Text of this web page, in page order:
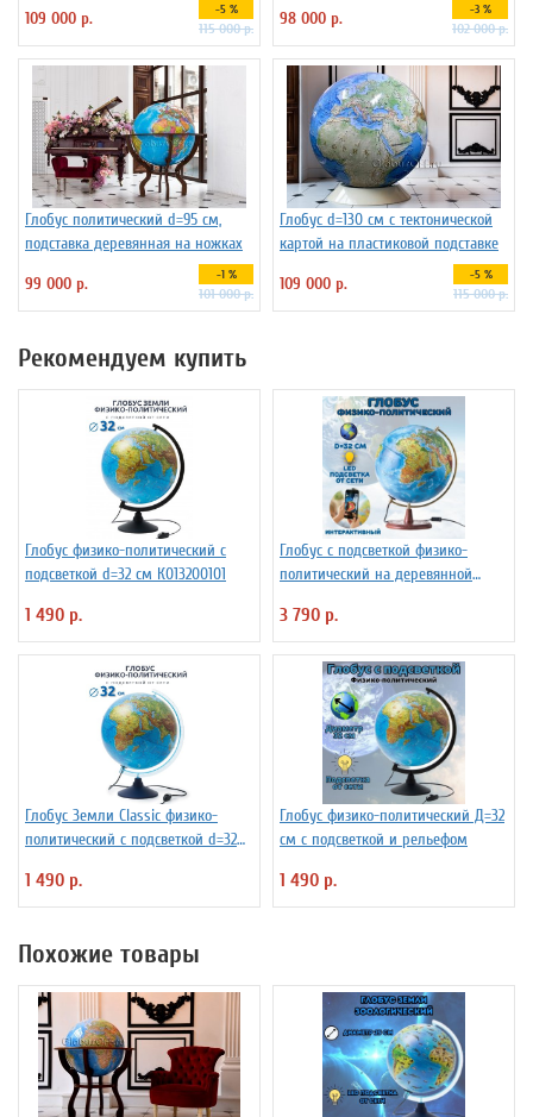
109 000 р. -5 %
115 000 р. 98 000 р. -3 %
102 000 р.
Глобус политический d=95 см,
подставка деревянная на ножках
99 000 р.
-1 %
101 000 р.
Глобус d=130 см с тектонической
картой на пластиковой подставке
109 000 р.
-5 %
115 000 р.
Рекомендуем купить
Глобус физико-политический с
подсветкой d=32 см К013200101
1 490 р.
Глобус с подсветкой физико-
политический на деревянной
3 790 р.
Глобус Земли Classic физико-
политический с подсветкой d=32
1 490 р.
Глобус физико-политический Д=32
см с подсветкой и рельефом
1 490 р.
Похожие товары